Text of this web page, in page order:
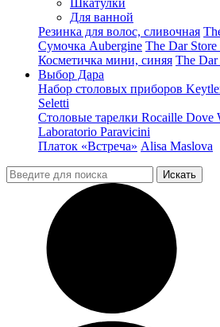
Шкатулки
Для ванной
Резинка для волос, сливочная
Сумочка Aubergine The Dar
Косметичка мини, синяя The Dar
Выбор Дара
Набор столовых приборов
Seletti
Столовые тарелки Rocaille Dove
Laboratorio Paravicini
Платок «Встреча» Alisa Maslova